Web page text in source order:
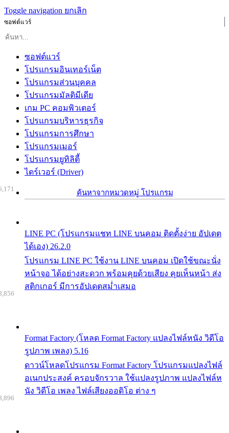
Toggle navigation ยกเลิก
ซอฟต์แวร์
ซอฟต์แวร์
โปรแกรมอินเทอร์เน็ต
โปรแกรมส่วนบุคคล
โปรแกรมมัลติมีเดีย
เกม PC คอมพิวเตอร์
โปรแกรมบริหารธุรกิจ
โปรแกรมการศึกษา
โปรแกรมเมอร์
โปรแกรมยูทิลิตี้
ไดร์เวอร์ (Driver)
ค้นหาจากหมวดหมู่ โปรแกรม
LINE PC (โปรแกรมแชท LINE บนคอม ติดตั้งง่าย อัปเดต
ได้เอง) 26.2.0
โปรแกรม LINE PC ใช้งาน LINE บนคอม เปิดใช้ขณะนั่ง
หน้าจอ ได้อย่างสะดวก พร้อมคุยด้วยเสียง คุยเห็นหน้า ส่ง
สติกเกอร์ มีการอัปเดตสม่ำเสมอ
Format Factory (โหลด Format Factory แปลงไฟล์หนัง วิดีโอ
รูปภาพ เพลง) 5.16
ดาวน์โหลดโปรแกรม Format Factory โปรแกรมแปลงไฟล์
อเนกประสงค์ ครอบจักรวาล ใช้แปลงรูปภาพ แปลงไฟล์ห
นัง วิดีโอ เพลง ไฟล์เสียงออดิโอ ต่าง ๆ